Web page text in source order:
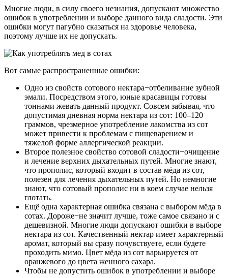
Многие люди, в силу своего незнания, допускают множество
ошибок в употреблении и выборе данного вида сладости. Эти
ошибки могут пагубно сказаться на здоровье человека,
поэтому лучше их не допускать.
Вот самые распространенные ошибки:
Одно из свойств сотового нектара−отбеливание зубной
эмали. Посредством этого, юные красавицы готовы
тоннами жевать данный продукт. Совсем забывая, что
допустимая дневная норма нектара из сот: 100–120
граммов, чрезмерное употребление лакомства из сот
может привести к проблемам с пищеварением и
тяжелой форме аллергической реакции.
Второе полезное свойство сотовой сладости−очищение
и лечение верхних дыхательных путей. Многие знают,
что прополис, который входит в состав мёда из сот,
полезен для лечения дыхательных путей. Но немногие
знают, что сотовый прополис ни в коем случае нельзя
глотать.
Ещё одна характерная ошибка связана с выбором мёда в
сотах. Дороже−не значит лучше, тоже самое связано и с
дешевизной. Многие люди допускают ошибки в выборе
нектара из сот. Качественный нектар имеет характерный
аромат, который вы сразу почувствуете, если будете
проходить мимо. Цвет мёда из сот варьируется от
оранжевого до цвета женного сахара.
Чтобы не допустить ошибок в употреблении и выборе